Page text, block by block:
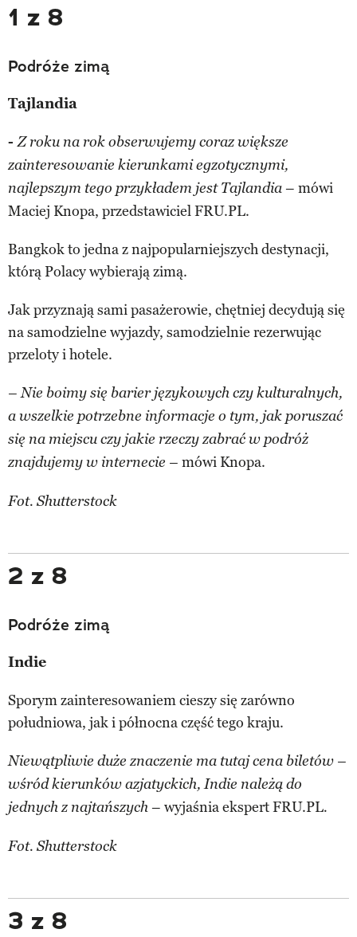
1 z 8
Podróże zimą
Tajlandia
-Z roku na rok obserwujemy coraz większe
zainteresowanie kierunkami egzotycznymi,
najlepszym tego przykładem jest Tajlandia– mówi
Maciej Knopa, przedstawiciel FRU.PL.
Bangkok to jedna z najpopularniejszych destynacji,
którą Polacy wybierają zimą.
Jak przyznają sami pasażerowie, chętniej decydują się
na samodzielne wyjazdy, samodzielnie rezerwując
przeloty i hotele.
– Nie boimy się barier językowych czy kulturalnych,
a wszelkie potrzebne informacje o tym, jak poruszać
się na miejscu czy jakie rzeczy zabrać w podróż
znajdujemy w internecie – mówi Knopa.
Fot. Shutterstock
2 z 8
Podróże zimą
Indie
Sporym zainteresowaniem cieszy się zarówno
południowa, jak i północna część tego kraju.
Niewątpliwie duże znaczenie ma tutaj cena biletów –
wśród kierunków azjatyckich, Indie należą do
jednych z najtańszych– wyjaśnia ekspert FRU.PL.
Fot. Shutterstock
3 z 8